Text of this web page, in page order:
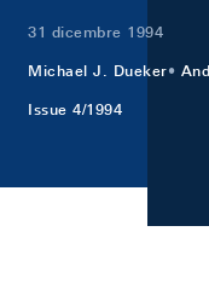
31 dicembre 1994
Michael J. Dueker
Issue 4/1994